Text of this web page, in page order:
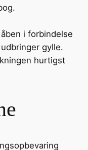
i forbindelse
gylle.
hurtigst